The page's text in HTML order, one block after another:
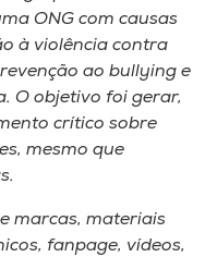
ONG com causas
à violência contra
ao bullying e
O objetivo foi gerar,
crítico sobre
mesmo que
marcas, materiais
fanpage, vídeos,